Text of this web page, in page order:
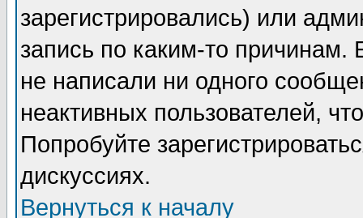
зарегистрировались) или
запись по каким-то
не написали ни одного
неактивных пользователей,
Попробуйте
дискуссиях.
Вернуться к началу